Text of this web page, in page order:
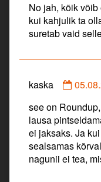
on
No jah, kõik
kui kahjulik ta
suretab vaid
kaska
kaska
on
see on
lausa
ei jaksaks. Ja
sealsamas
nagunii ei tea,